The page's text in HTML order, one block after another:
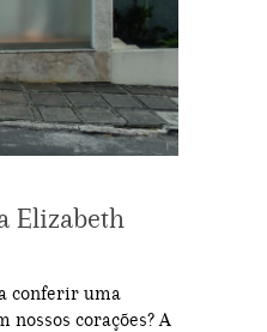
Elizabeth
conferir uma
nossos corações? A